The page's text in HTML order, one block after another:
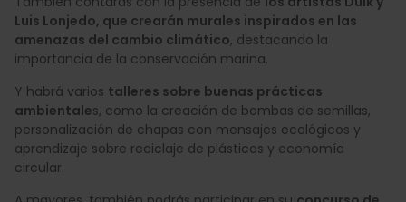
Luis Lonjedo, que crearán murales inspirados en las
amenazas del cambio climático, destacando la
importancia de la conservación marina.
Y habrá varios talleres sobre buenas prácticas
ambientales, como la creación de bombas de semillas,
personalización de chapas con mensajes ecológicos y
aprendizaje sobre reciclaje de plásticos y economía
circular.